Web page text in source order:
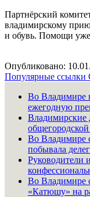
Партнёрский
владимирскому
и обувь. Помощи уже
Опубликовано:
Популярные ссылки
Во Владимире
ежегодную
Владимирские
Во Владимире
побывала
Руководители
Во Владимире
«Катюшу» на